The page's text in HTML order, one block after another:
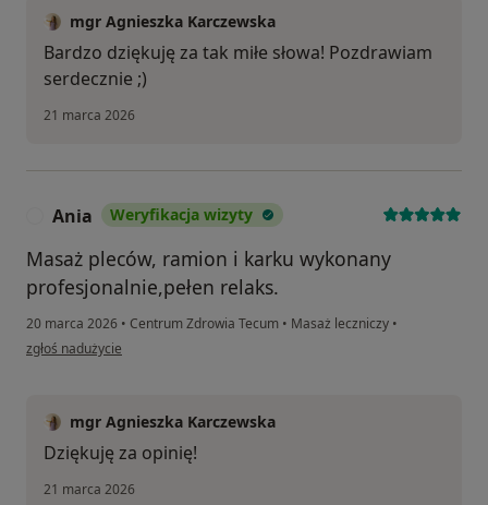
mgr Agnieszka Karczewska
Bardzo dziękuję za tak miłe słowa! Pozdrawiam
serdecznie ;)
21 marca 2026
Ania Weryfikacja wizyty
Masaż pleców, ramion i karku wykonany
profesjonalnie,pełen relaks.
20 marca 2026 • Centrum Zdrowia Tecum • Masaż leczniczy •
w opinii użytkownika Ania
zgłoś nadużycie
mgr Agnieszka Karczewska
Dziękuję za opinię!
21 marca 2026